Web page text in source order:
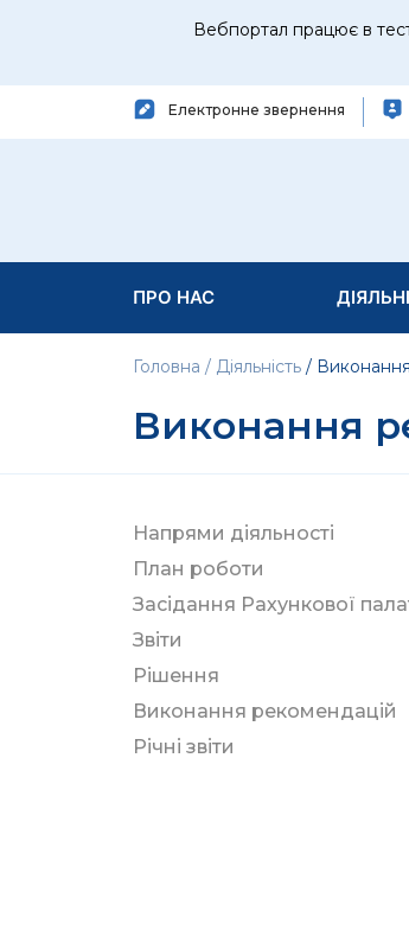
Вебпортал працює в
Електронне звернення
ПРО НАС
Головна Діяльність
Виконання
Напрями діяльності
План роботи
Засідання Рахункової
Звіти
Рішення
Виконання рекомендацій
Річні звіти